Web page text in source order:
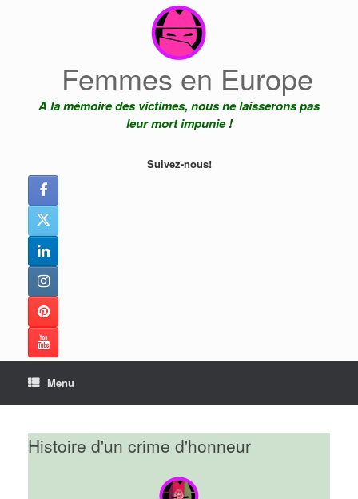
Femmes en Europe
A la mémoire des victimes, nous ne laisserons pas
leur mort impunie !
Suivez-nous!
Menu
Histoire d'un crime d'honneur